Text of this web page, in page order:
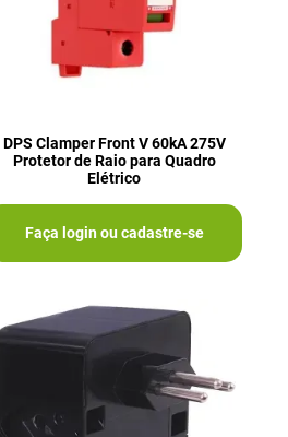
DPS Clamper Front V 60kA 275V
Protetor de Raio para Quadro
Elétrico
Faça login ou cadastre-se